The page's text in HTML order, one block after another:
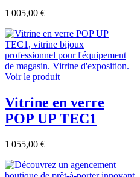
1 005,00 €
Voir le produit
Vitrine en verre
POP UP TEC1
1 055,00 €